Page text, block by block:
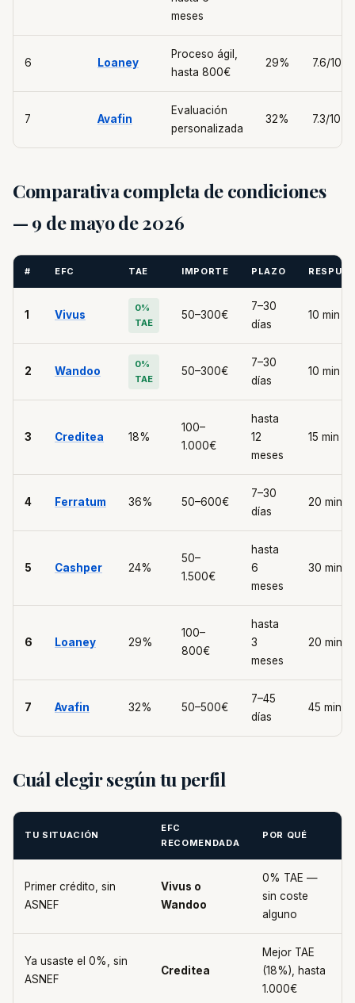
meses
6 Loaney
Proceso ágil,
hasta 800€
29% 7.6/10
7 Avafin
Evaluación
personalizada
32% 7.3/10
Comparativa completa de condiciones
— 9 de mayo de 2026
# EFC TAE IMPORTE PLAZO
1 Vivus
0%
TAE
50–300€
7–30
días
10 min
2 Wandoo
0%
TAE
50–300€
7–30
días
10 min
3 Creditea 18%
100–
1.000€
hasta
12
meses
15 min
4 Ferratum 36% 50–600€
7–30
días
20 min
5 Cashper 24%
50–
1.500€
hasta
6
meses
30 min
6 Loaney 29%
100–
800€
hasta
3
meses
20 min
7 Avafin 32% 50–500€
7–45
días
45 min
Cuál elegir según tu perfil
TU SITUACIÓN
EFC
RECOMENDADA
POR QUÉ
Primer crédito, sin
ASNEF
Vivus o
Wandoo
0% TAE —
sin coste
alguno
Ya usaste el 0%, sin
ASNEF
Creditea
Mejor TAE
(18%), hasta
1.000€